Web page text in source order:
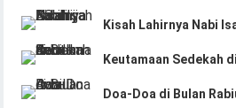
Kisah Lahirnya Nabi
Keutamaan Sedekah
Doa-Doa di Bulan